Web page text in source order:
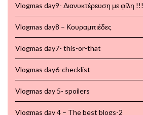
Vlogmas day9- Διανυκτέρευση με φίλη !!!
Vlogmas day8 – Κουραμπιέδες
Vlogmas day7- this-or-that
Vlogmas day6-checklist
Vlogmas day 5- spoilers
Vlogmas day 4 – The best blogs-2